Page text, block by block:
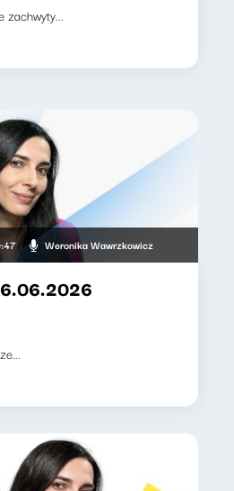
zachwyty...
Weronika Wawrzkowicz